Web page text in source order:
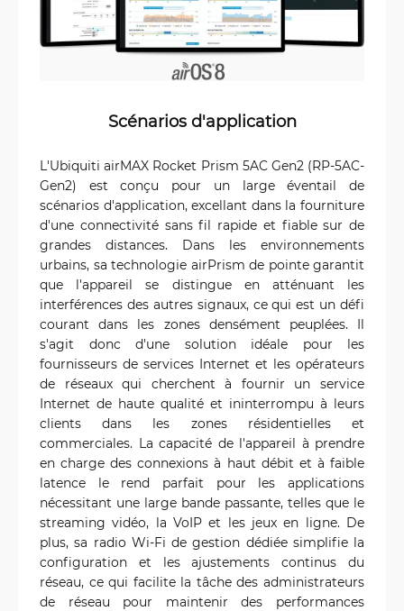
Scénarios d'application
L'Ubiquiti airMAX Rocket Prism 5AC Gen2 (RP-5AC-
Gen2) est conçu pour un large éventail de
scénarios d'application, excellant dans la fourniture
d'une connectivité sans fil rapide et fiable sur de
grandes distances. Dans les environnements
urbains, sa technologie airPrism de pointe garantit
que l'appareil se distingue en atténuant les
interférences des autres signaux, ce qui est un défi
courant dans les zones densément peuplées. Il
s'agit donc d'une solution idéale pour les
fournisseurs de services Internet et les opérateurs
de réseaux qui cherchent à fournir un service
Internet de haute qualité et ininterrompu à leurs
clients dans les zones résidentielles et
commerciales. La capacité de l'appareil à prendre
en charge des connexions à haut débit et à faible
latence le rend parfait pour les applications
nécessitant une large bande passante, telles que le
streaming vidéo, la VoIP et les jeux en ligne. De
plus, sa radio Wi-Fi de gestion dédiée simplifie la
configuration et les ajustements continus du
réseau, ce qui facilite la tâche des administrateurs
de réseau pour maintenir des performances